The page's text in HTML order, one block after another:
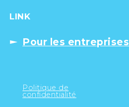
LINK
Pour les entreprises
Politique de
confidentialité